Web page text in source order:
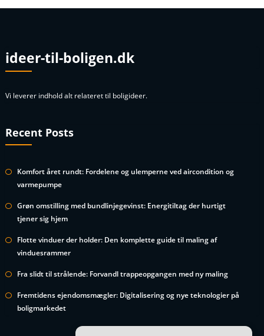
ideer-til-boligen.dk
Vi leverer indhold alt relateret til boligideer.
Recent Posts
Komfort året rundt: Fordelene og ulemperne ved aircondition og
varmepumpe
Grøn omstilling med bundlinjegevinst: Energitiltag der hurtigt
tjener sig hjem
Flotte vinduer der holder: Den komplette guide til maling af
vinduesrammer
Fra slidt til strålende: Forvandl trappeopgangen med ny maling
Fremtidens ejendomsmægler: Digitalisering og nye teknologier på
boligmarkedet